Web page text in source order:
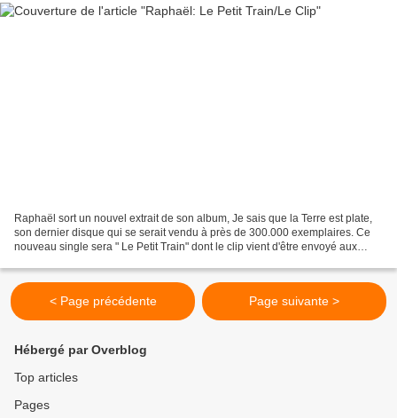
Raphaël sort un nouvel extrait de son album, Je sais que la Terre est plate,
son dernier disque qui se serait vendu à près de 300.000 exemplaires. Ce
nouveau single sera " Le Petit Train" dont le clip vient d'être envoyé aux
< Page précédente Page suivante >
Hébergé par Overblog
Top articles
Pages